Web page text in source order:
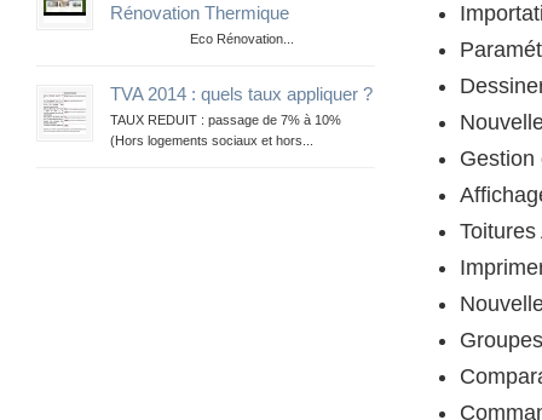
Gestion
Rénovation Thermique
Eco Rénovation...
TVA 2014 : quels taux appliquer ?
TAUX REDUIT : passage de 7% à 10%
(Hors logements sociaux et hors...